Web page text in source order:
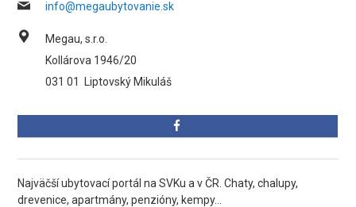
info@megaubytovanie.sk
Megau, s.r.o.
Kollárova 1946/20
031 01
Liptovský Mikuláš
Najväčší ubytovací portál na SVKu a v ČR. Chaty, chalupy,
drevenice, apartmány, penzióny, kempy...